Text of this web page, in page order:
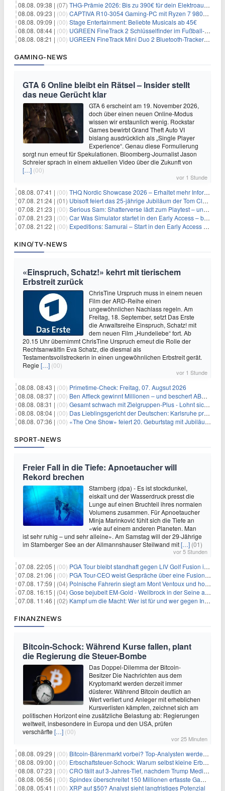
08.08. 09:38 | (07) THG-Prämie 2026: Bis zu 390€ für dein Elektroauto mit geld-fuer-eAuto.de
08.08. 09:23 | (00) CAPTIVA R10-3054 Gaming-PC mit Ryzen 7 9800X3D und RTX 5080 für 2.599€
08.08. 09:09 | (00) Stage Entertainment: Beliebte Musicals ab 45€
08.08. 08:44 | (00) UGREEN FineTrack 2 Schlüsselfinder im Fußball-Design für 10,98€
08.08. 08:21 | (00) UGREEN FineTrack Mini Duo 2 Bluetooth-Tracker 4er-Pack für 28,99€
GAMING-NEWS
GTA 6 Online bleibt ein Rätsel – Insider stellt
das neue Gerücht klar
GTA 6 erscheint am 19. November 2026,
doch über einen neuen Online-Modus
wissen wir erstaunlich wenig. Rockstar
Games bewirbt Grand Theft Auto VI
bislang ausdrücklich als „Single Player
Experience“. Genau diese Formulierung
sorgt nun erneut für Spekulationen. Bloomberg-Journalist Jason
Schreier sprach in einem aktuellen Video über die Zukunft von
[…] (00)
vor 1 Stunde
08.08. 07:41 | (00) THQ Nordic Showcase 2026 – Erhaltet mehr Informationen
07.08. 21:24 | (01) Ubisoft feiert das 25-jährige Jubiläum der Tom Clancy’s Ghost Recon-Reihe
07.08. 21:23 | (00) Serious Sam: Shatterverse lädt zum Playtest – und erscheint schon bald!
07.08. 21:23 | (00) Car Was Simulator startet in den Early Access – bald gehts los!
07.08. 21:22 | (00) Expeditions: Samurai – Start in den Early Access ab heute im feudalen Japan
KINO/TV-NEWS
«Einspruch, Schatz!» kehrt mit tierischem
Erbstreit zurück
ChrisTine Urspruch muss in einem neuen
Film der ARD-Reihe einen
ungewöhnlichen Nachlass regeln. Am
Freitag, 18. September, setzt Das Erste
die Anwaltsreihe Einspruch, Schatz! mit
dem neuen Film „Hundeliebe“ fort. Ab
20.15 Uhr übernimmt ChrisTine Urspruch erneut die Rolle der
Rechtsanwältin Eva Schatz, die diesmal als
Testamentsvollstreckerin in einen ungewöhnlichen Erbstreit gerät.
Regie […] (00)
vor 1 Stunde
08.08. 08:43 | (00) Primetime-Check: Freitag, 07. Augsut 2026
08.08. 08:37 | (00) Ben Affleck gewinnt Millionen – und beschert ABC Top-Quoten
08.08. 08:31 | (00) Gesamt schwach mit Zielgruppen-Plus - Lohnt sich First Dates Hotel doch?
08.08. 08:04 | (00) Das Lieblingsgericht der Deutschen: Karlsruhe prägt seit 75 Jahren die Republik
08.08. 07:36 | (00) «The One Show» feiert 20. Geburtstag mit Jubiläumswoche
SPORT-NEWS
Freier Fall in die Tiefe: Apnoetaucher will
Rekord brechen
Starnberg (dpa) - Es ist stockdunkel,
eiskalt und der Wasserdruck presst die
Lunge auf einen Bruchteil ihres normalen
Volumens zusammen. Für Apnoetaucher
Minja Marinković fühlt sich die Tiefe an
«wie auf einem anderen Planeten. Man
ist sehr ruhig – und sehr alleine». Am Samstag will der 29-Jährige
im Starnberger See an der Allmannshauser Steilwand mit[…] (01)
vor 5 Stunden
07.08. 22:05 | (00) PGA Tour bleibt standhaft gegen LIV Golf Fusion in einem sich wandelnden Sportumfeld
07.08. 21:06 | (00) PGA Tour-CEO weist Gespräche über eine Fusion mit LIV Golf zurück und bekräftigt die Wettbewerbslandschaft
07.08. 17:59 | (04) Polnische Fahrerin siegt am Mont Ventoux und holt Tour-Gelb
07.08. 16:15 | (04) Gose bejubelt EM-Gold - Wellbrock in der Seine ausgebremst
07.08. 11:46 | (02) Kampf um die Macht: Wer ist für und wer gegen Infantino?
FINANZNEWS
Bitcoin-Schock: Während Kurse fallen, plant
die Regierung die Steuer-Bombe
Das Doppel-Dilemma der Bitcoin-
Besitzer Die Nachrichten aus dem
Kryptomarkt werden derzeit immer
düsterer. Während Bitcoin deutlich an
Wert verliert und Anleger mit erheblichen
Kursverlisten kämpfen, zeichnet sich am
politischen Horizont eine zusätzliche Belastung ab: Regierungen
weltweit, insbesondere in Europa und den USA, prüfen
verschärfte […] (00)
vor 25 Minuten
08.08. 09:29 | (00) Bitcoin-Bärenmarkt vorbei? Top-Analysten werden optimistisch, aber die Geschichte sagt etwas anderes
08.08. 09:00 | (00) Erbschaftsteuer-Schock: Warum selbst kleine Erbschaften den Fiskus Millionen kosten
08.08. 07:23 | (00) CRO fällt auf 3-Jahres-Tief, nachdem Trump Media zwei große Crypto.com-Deals storniert
08.08. 06:56 | (00) Spindex überschreitet 150 Millionen erfasste Gaming-Ereignisse in Echtzeit-Datenpipeline
08.08. 05:41 | (00) XRP auf $50? Analyst sieht langfristiges Potenzial